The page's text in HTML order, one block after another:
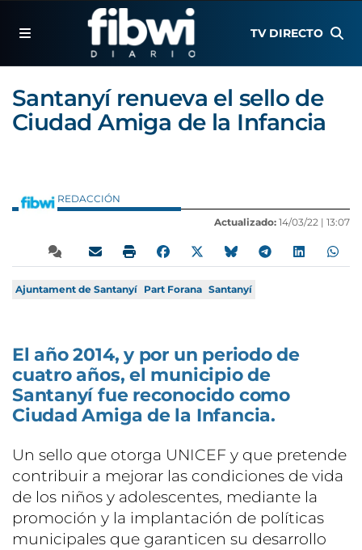
TV DIRECTO
Santanyí renueva el sello de
Ciudad Amiga de la Infancia
REDACCIÓN
Actualizado: 14/03/22 | 13:07
Ajuntament de Santanyí Part Forana Santanyí
El año 2014, y por un periodo de
cuatro años, el municipio de
Santanyí fue reconocido como
Ciudad Amiga de la Infancia.
Un sello que otorga UNICEF y que pretende
contribuir a mejorar las condiciones de vida
de los niños y adolescentes, mediante la
promoción y la implantación de políticas
municipales que garanticen su desarrollo